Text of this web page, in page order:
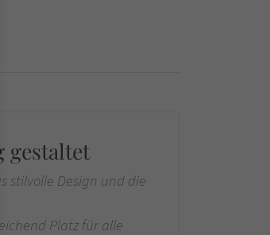
gestaltet
stilvolle Design und die
Platz für alle